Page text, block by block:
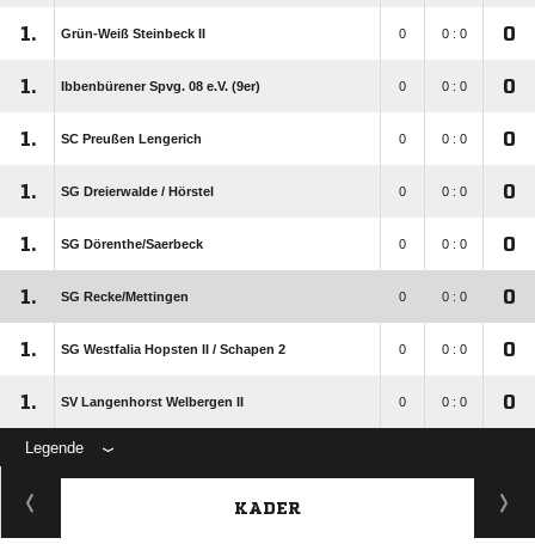
1. Grün-Weiß Steinbeck II 0 0 : 0 0
1. Ibbenbürener Spvg. 08 e.V. (9er) 0 0 : 0 0
1. SC Preußen Lengerich 0 0 : 0 0
1. SG Dreierwalde /​ Hörstel 0 0 : 0 0
1. SG Dörenthe/​Saerbeck 0 0 : 0 0
1. SG Recke/​Mettingen 0 0 : 0 0
1. SG Westfalia Hopsten II /​ Schapen 2 0 0 : 0 0
1. SV Langenhorst Welbergen II 0 0 : 0 0
Legende
KADER